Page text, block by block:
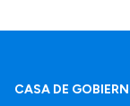
CASA DE